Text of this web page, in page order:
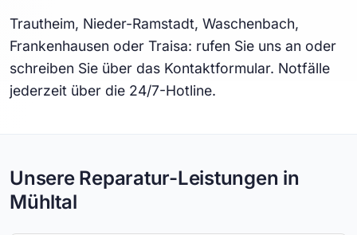
Trautheim, Nieder-Ramstadt, Waschenbach,
Frankenhausen oder Traisa: rufen Sie uns an oder
schreiben Sie über das Kontaktformular. Notfälle
jederzeit über die 24/7-Hotline.
Unsere Reparatur-Leistungen in
Mühltal